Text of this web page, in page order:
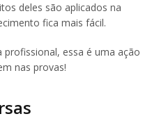
deles são aplicados na
fica mais fácil.
essa é uma ação
nas provas!